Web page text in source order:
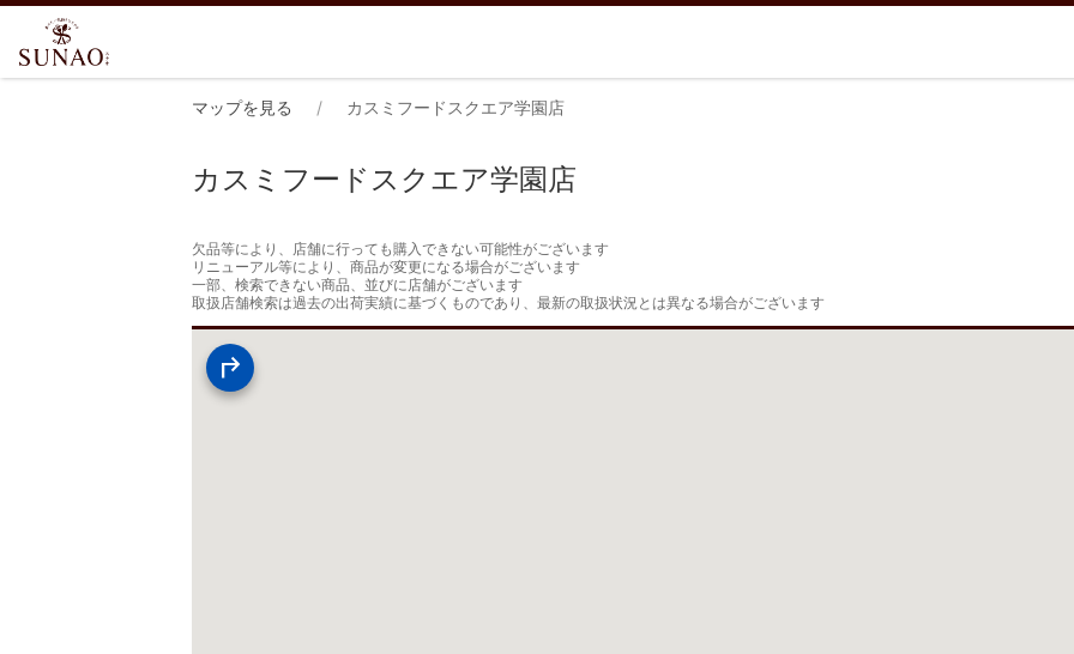
マップを見る カスミフードスクエア学園店
カスミフードスクエア学園店
欠品等により、店舗に行っても購入できない可能性がございます
リニューアル等により、商品が変更になる場合がございます
一部、検索できない商品、並びに店舗がございます
取扱店舗検索は過去の出荷実績に基づくものであり、最新の取扱状況とは異なる場合がございます